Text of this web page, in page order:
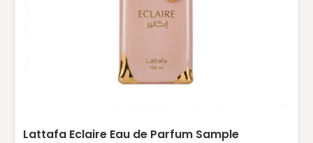
Lattafa Eclaire Eau de Parfum Sample